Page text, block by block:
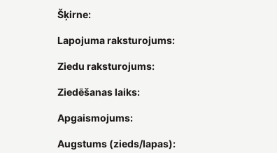
Šķirne:
Lapojuma raksturojums:
Ziedu raksturojums:
Ziedēšanas laiks:
Apgaismojums:
Augstums (zieds/lapas):